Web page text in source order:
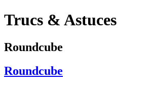
Trucs & Astuces
Roundcube
Roundcube